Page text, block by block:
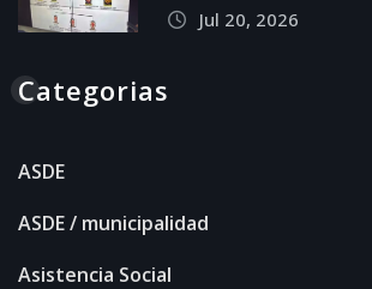
Jul 20, 2026
Categorias
ASDE
ASDE / municipalidad
Asistencia Social